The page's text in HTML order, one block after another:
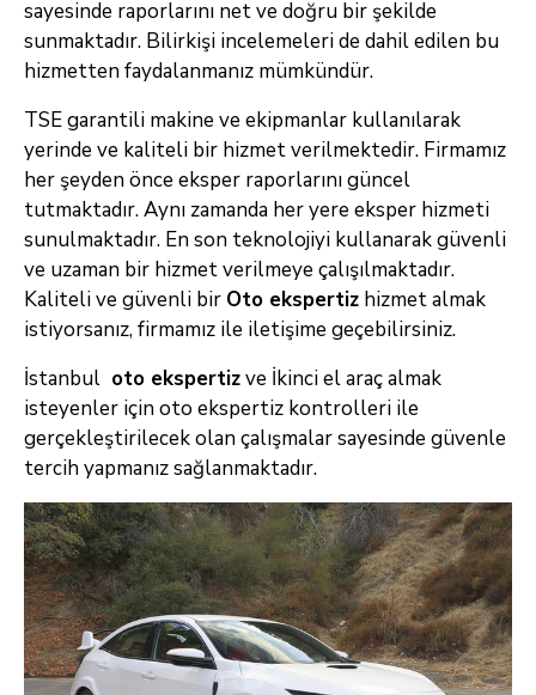
sayesinde raporlarını net ve doğru bir şekilde
sunmaktadır. Bilirkişi incelemeleri de dahil edilen bu
hizmetten faydalanmanız mümkündür.
TSE garantili makine ve ekipmanlar kullanılarak
yerinde ve kaliteli bir hizmet verilmektedir. Firmamız
her şeyden önce eksper raporlarını güncel
tutmaktadır. Aynı zamanda her yere eksper hizmeti
sunulmaktadır. En son teknolojiyi kullanarak güvenli
ve uzaman bir hizmet verilmeye çalışılmaktadır.
Kaliteli ve güvenli bir Oto ekspertiz hizmet almak
istiyorsanız, firmamız ile iletişime geçebilirsiniz.
İstanbul oto ekspertizve İkinci el araç almak
isteyenler için oto ekspertiz kontrolleri ile
gerçekleştirilecek olan çalışmalar sayesinde güvenle
tercih yapmanız sağlanmaktadır.